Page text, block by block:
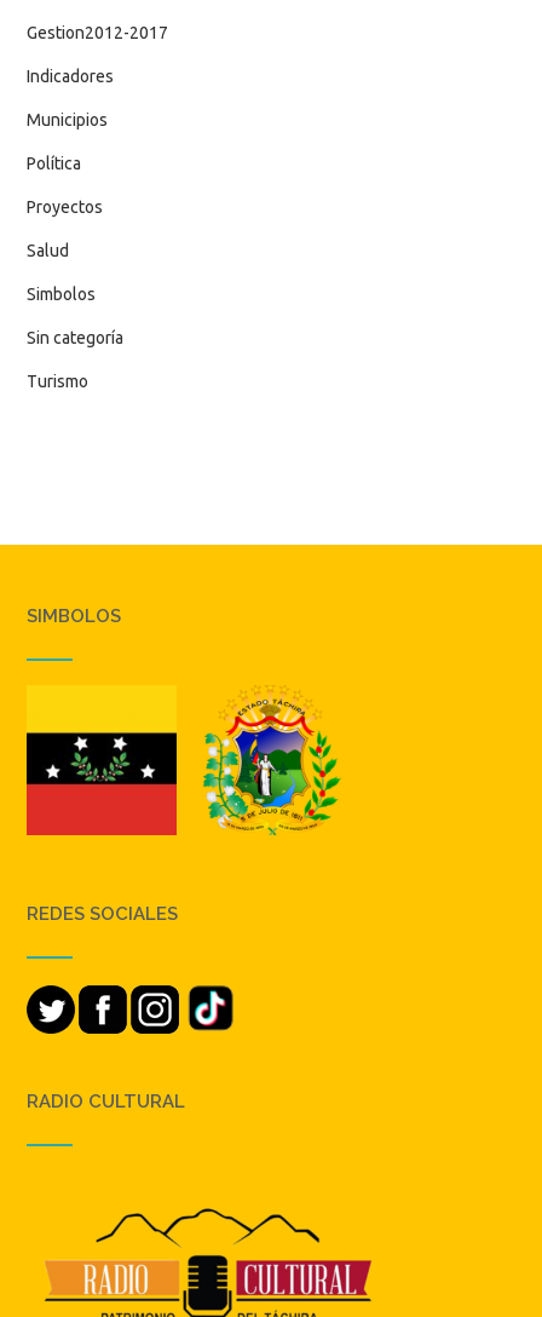
Gestion2012-2017
Indicadores
Municipios
Política
Proyectos
Salud
Simbolos
Sin categoría
Turismo
SIMBOLOS
REDES SOCIALES
RADIO CULTURAL